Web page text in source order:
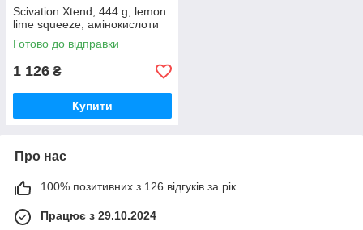
Scivation Xtend, 444 g, lemon
lime squeeze, амінокислоти
Готово до відправки
1 126 ₴
Купити
Про нас
100% позитивних з 126 відгуків за рік
Працює з 29.10.2024